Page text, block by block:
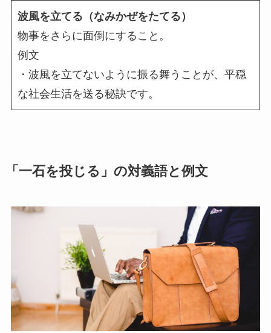
波風を立てる（なみかぜをたてる）
物事をさらに面倒にすること。
例文
・波風を立てないように振る舞うことが、平穏
な社会生活を送る秘訣です。
「一石を投じる」の対義語と例文